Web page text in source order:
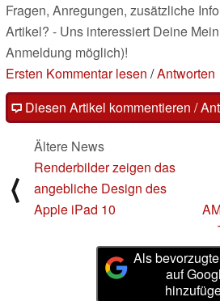
Fragen, Anregungen, zusätzliche
Artikel? - Uns interessiert Deine
Anmeldung möglich)!
Ersten Kommentar lesen /Antworten
Diesen Artikel kommentieren /
⟨
Ältere News
Renderbilder zeigen das
angebliche Design des
Apple iPad 10
Als
auf